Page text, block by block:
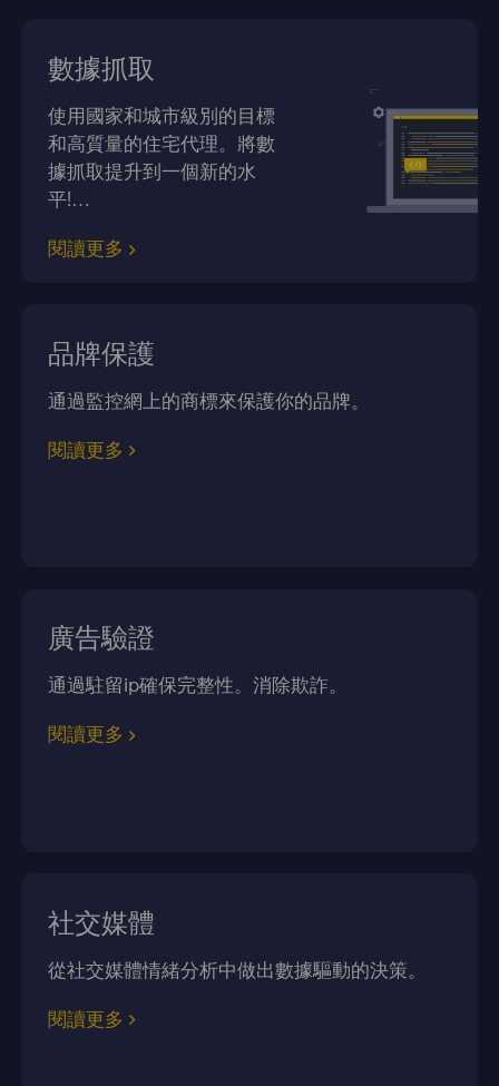
數據抓取
使用國家和城市級別的目標
和高質量的住宅代理。將數
據抓取提升到一個新的水
平!…
閱讀更多
品牌保護
通過監控網上的商標來保護你的品牌。
閱讀更多
廣告驗證
通過駐留ip確保完整性。消除欺詐。
閱讀更多
社交媒體
從社交媒體情緒分析中做出數據驅動的決策。
閱讀更多